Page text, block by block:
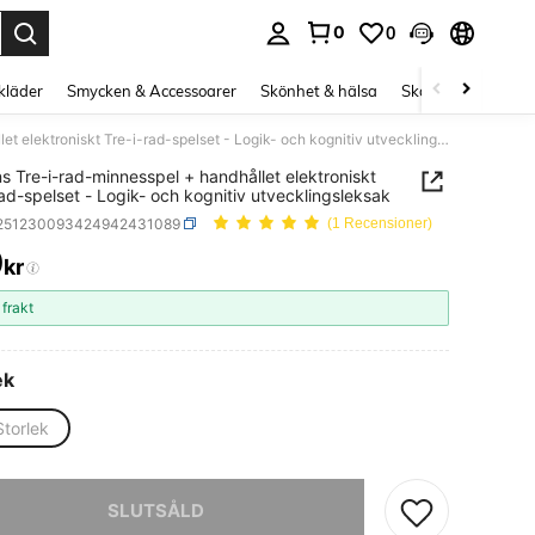
0 0
Smycken & Accessoarer Skönhet & hälsa Skor Curve
Barnens Tre-i-rad-minnesspel + handhållet elektroniskt Tre-i-rad-spelset - Logik- och kognitiv utvecklingsleksak
Tre-i-rad-minnesspel + handhållet elektroniskt
spelset - Logik- och kognitiv utvecklingsleksak
(1 Recensioner)
AND AVAILABILITY
kr
frakt
SLUTSÅLD